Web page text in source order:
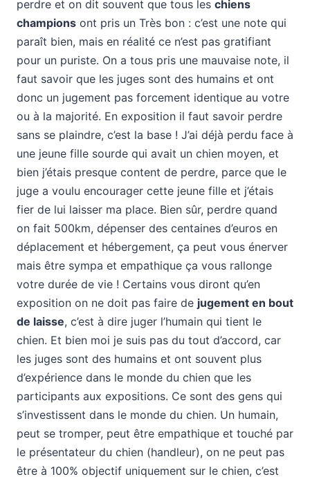
perdre et on dit souvent que tous les chiens
champions ont pris un Très bon : c’est une note qui
paraît bien, mais en réalité ce n’est pas gratifiant
pour un puriste. On a tous pris une mauvaise note, il
faut savoir que les juges sont des humains et ont
donc un jugement pas forcement identique au votre
ou à la majorité. En exposition il faut savoir perdre
sans se plaindre, c’est la base ! J’ai déjà perdu face à
une jeune fille sourde qui avait un chien moyen, et
bien j’étais presque content de perdre, parce que le
juge a voulu encourager cette jeune fille et j’étais
fier de lui laisser ma place. Bien sûr, perdre quand
on fait 500km, dépenser des centaines d’euros en
déplacement et hébergement, ça peut vous énerver
mais être sympa et empathique ça vous rallonge
votre durée de vie ! Certains vous diront qu’en
exposition on ne doit pas faire de jugement en bout
de laisse, c’est à dire juger l’humain qui tient le
chien. Et bien moi je suis pas du tout d’accord, car
les juges sont des humains et ont souvent plus
d’expérience dans le monde du chien que les
participants aux expositions. Ce sont des gens qui
s’investissent dans le monde du chien. Un humain,
peut se tromper, peut être empathique et touché par
le présentateur du chien (handleur), on ne peut pas
être à 100% objectif uniquement sur le chien, c’est